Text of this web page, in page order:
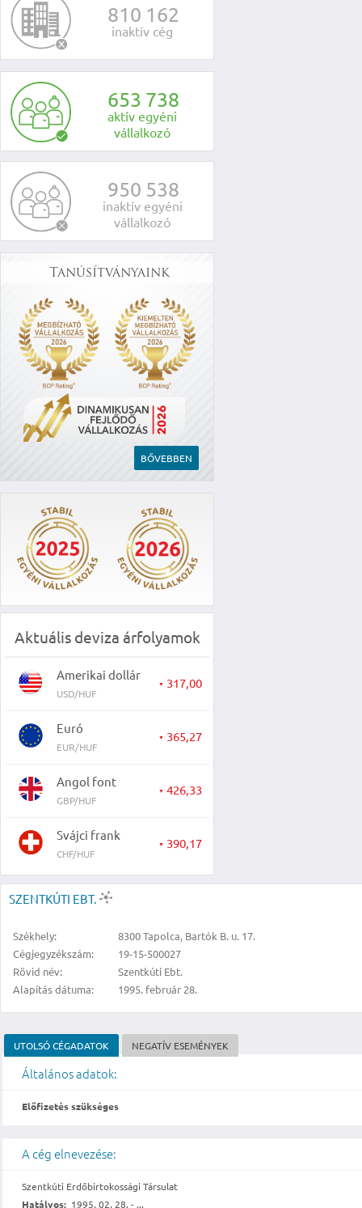
810 162
inaktív cég
653 738
aktív egyéni
vállalkozó
950 538
inaktív egyéni
vállalkozó
Tanúsítványaink
BŐVEBBEN
Aktuális deviza árfolyamok
Amerikai dollár
USD/HUF
▼ 317,00
Euró
EUR/HUF
▼ 365,27
Angol font
GBP/HUF
▼ 426,33
Svájci frank
CHF/HUF
▼ 390,17
SZENTKÚTI EBT.
Székhely:
8300 Tapolca, Bartók B. u. 17.
Cégjegyzékszám:
19-15-500027
Rövid név:
Szentkúti Ebt.
Alapítás dátuma:
1995. február 28.
UTOLSÓ CÉGADATOK NEGATÍV ESEMÉNYEK
Általános adatok:
Előfizetés szükséges
A cég elnevezése:
Szentkúti Erdőbirtokossági Társulat
Hatályos: 1995. 02. 28. - ...